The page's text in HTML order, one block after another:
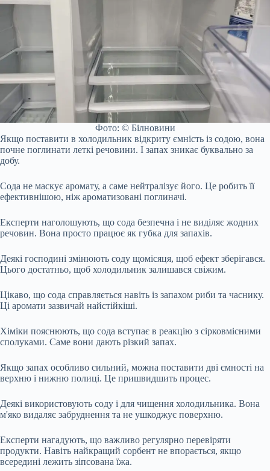
Фото: © Білновини
Якщо поставити в холодильник відкриту ємність із содою, вона
почне поглинати леткі речовини. І запах зникає буквально за
добу.
Сода не маскує аромату, а саме нейтралізує його. Це робить її
ефективнішою, ніж ароматизовані поглиначі.
Експерти наголошують, що сода безпечна і не виділяє жодних
речовин. Вона просто працює як губка для запахів.
Деякі господині змінюють соду щомісяця, щоб ефект зберігався.
Цього достатньо, щоб холодильник залишався свіжим.
Цікаво, що сода справляється навіть із запахом риби та часнику.
Ці аромати зазвичай найстійкіші.
Хіміки пояснюють, що сода вступає в реакцію з сірковмісними
сполуками. Саме вони дають різкий запах.
Якщо запах особливо сильний, можна поставити дві ємності на
верхню і нижню полиці. Це пришвидшить процес.
Деякі використовують соду і для чищення холодильника. Вона
м'яко видаляє забруднення та не ушкоджує поверхню.
Експерти нагадують, що важливо регулярно перевіряти
продукти. Навіть найкращий сорбент не впорається, якщо
всередині лежить зіпсована їжа.